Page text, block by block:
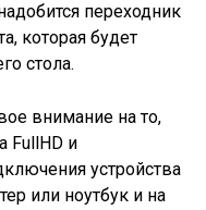
переходник
которая будет
стола.
внимание на то,
FullHD и
устройства
или ноутбук и на